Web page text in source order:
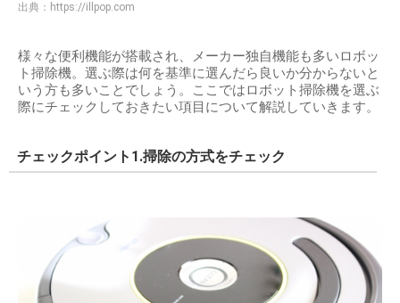
出典： https://illpop.com
様々な便利機能が搭載され、メーカー独自機能も多いロボッ
ト掃除機。選ぶ際は何を基準に選んだら良いか分からないと
いう方も多いことでしょう。ここではロボット掃除機を選ぶ
際にチェックしておきたい項目について解説していきます。
チェックポイント1.掃除の方式をチェック